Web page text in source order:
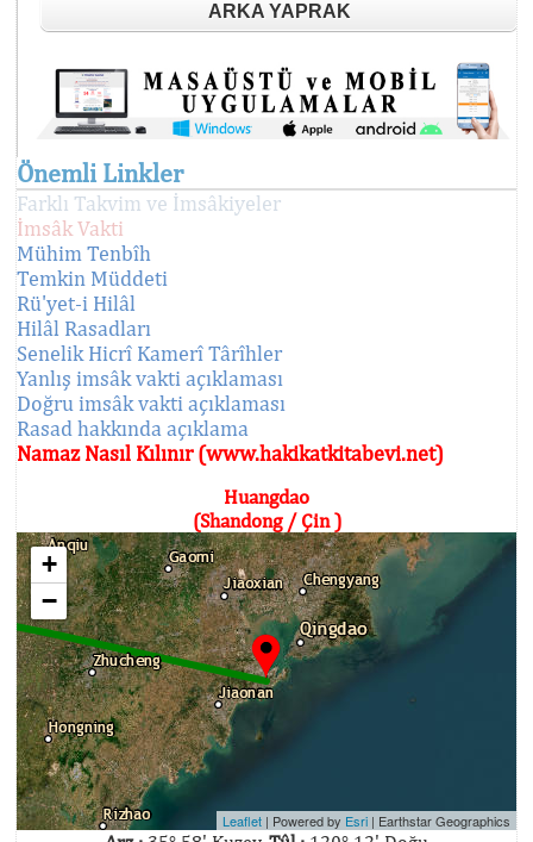
ARKA YAPRAK
Önemli Linkler
Farklı Takvim ve İmsâkiyeler
İmsâk Vakti
Mühim Tenbîh
Temkin Müddeti
Rü'yet-i Hilâl
Hilâl Rasadları
Senelik Hicrî Kamerî Târîhler
Yanlış imsâk vakti açıklaması
Doğru imsâk vakti açıklaması
Rasad hakkında açıklama
Namaz Nasıl Kılınır (www.hakikatkitabevi.net)
Huangdao
(Shandong / Çin )
+
−
Leaflet | Powered by Esri | Earthstar Geographics